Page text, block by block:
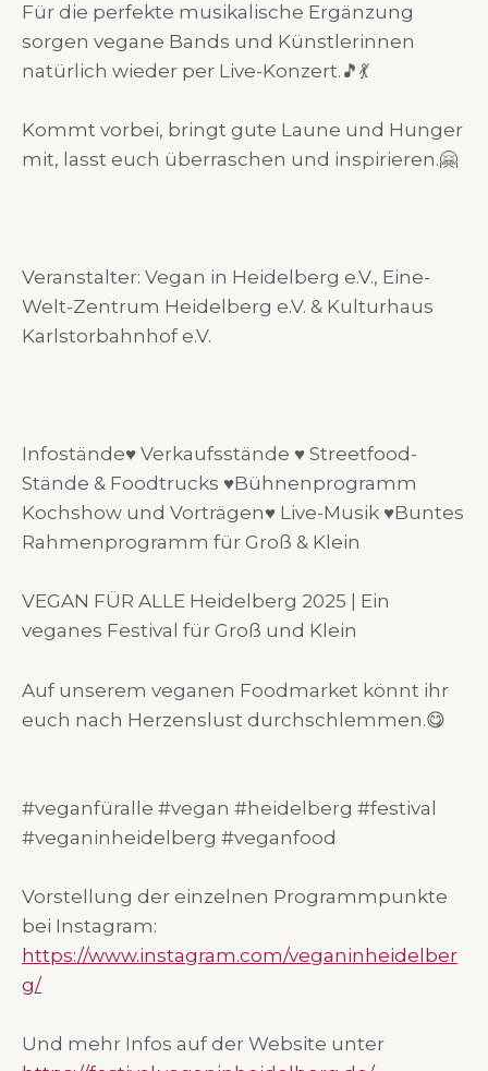
Für die perfekte musikalische Ergänzung
sorgen vegane Bands und Künstlerinnen
natürlich wieder per Live-Konzert.🎵💃
Kommt vorbei, bringt gute Laune und Hunger
mit, lasst euch überraschen und inspirieren.🤗
Veranstalter: Vegan in Heidelberg e.V., Eine-
Welt-Zentrum Heidelberg e.V. & Kulturhaus
Karlstorbahnhof e.V.
Infostände♥️ Verkaufsstände ♥️ Streetfood-
Stände & Foodtrucks ♥️Bühnenprogramm
Kochshow und Vorträgen♥️ Live-Musik ♥️Buntes
Rahmenprogramm für Groß & Klein
VEGAN FÜR ALLE Heidelberg 2025 | Ein
veganes Festival für Groß und Klein
Auf unserem veganen Foodmarket könnt ihr
euch nach Herzenslust durchschlemmen.😋
#veganfüralle #vegan #heidelberg #festival
#veganinheidelberg #veganfood
Vorstellung der einzelnen Programmpunkte
bei Instagram:
https://www.instagram.com/veganinheidelber
g/
Und mehr Infos auf der Website unter